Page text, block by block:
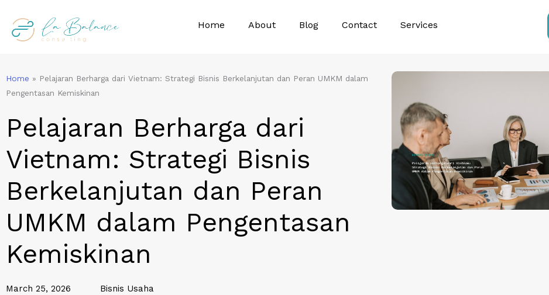
content
Home About Blog Contact Services
Home » Pelajaran Berharga dari Vietnam: Strategi Bisnis Berkelanjutan dan Peran UMKM dalam
Pengentasan Kemiskinan
Pelajaran Berharga dari
Vietnam: Strategi Bisnis
Berkelanjutan dan Peran
UMKM dalam Pengentasan
Kemiskinan
March 25, 2026 Bisnis Usaha